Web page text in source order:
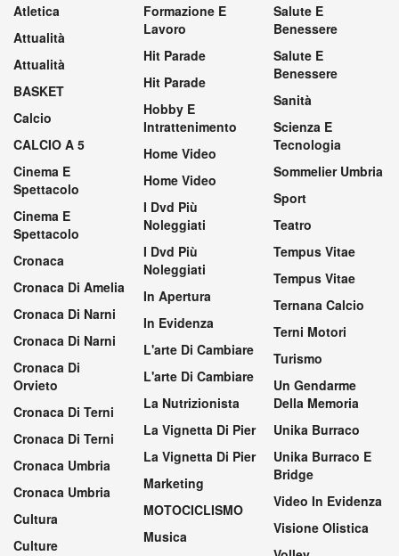
Atletica
Attualità
Attualità
BASKET
Calcio
CALCIO A 5
Cinema E
Spettacolo
Cinema E
Spettacolo
Cronaca
Cronaca Di Amelia
Cronaca Di Narni
Cronaca Di Narni
Cronaca Di
Orvieto
Cronaca Di Terni
Cronaca Di Terni
Cronaca Umbria
Cronaca Umbria
Cultura
Culture
Formazione E
Lavoro
Hit Parade
Hit Parade
Hobby E
Intrattenimento
Home Video
Home Video
I Dvd Più
Noleggiati
I Dvd Più
Noleggiati
In Apertura
In Evidenza
L'arte Di Cambiare
L'arte Di Cambiare
La Nutrizionista
La Vignetta Di Pier
La Vignetta Di Pier
Marketing
MOTOCICLISMO
Musica
Salute E
Benessere
Salute E
Benessere
Sanità
Scienza E
Tecnologia
Sommelier Umbria
Sport
Teatro
Tempus Vitae
Tempus Vitae
Ternana Calcio
Terni Motori
Turismo
Un Gendarme
Della Memoria
Unika Burraco
Unika Burraco E
Bridge
Video In Evidenza
Visione Olistica